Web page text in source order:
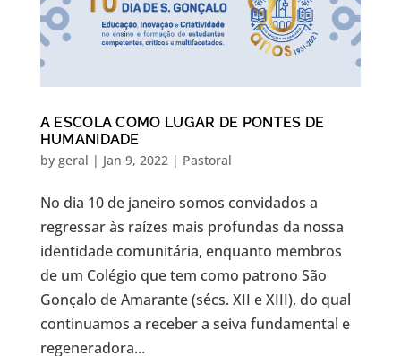
A ESCOLA COMO LUGAR DE PONTES DE
HUMANIDADE
by geral | Jan 9, 2022 | Pastoral
No dia 10 de janeiro somos convidados a
regressar às raízes mais profundas da nossa
identidade comunitária, enquanto membros
de um Colégio que tem como patrono São
Gonçalo de Amarante (sécs. XII e XIII), do qual
continuamos a receber a seiva fundamental e
regeneradora...